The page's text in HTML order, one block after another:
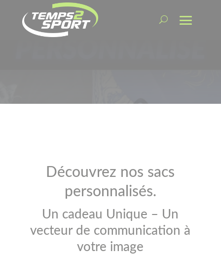
Découvrez nos sacs
personnalisés.
Un cadeau Unique – Un
vecteur de communication à
votre image